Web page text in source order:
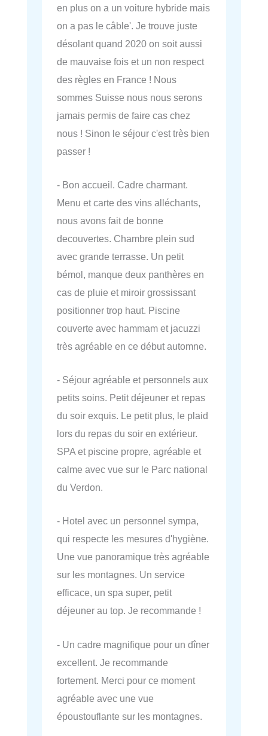
en plus on a un voiture hybride mais
on a pas le câble'. Je trouve juste
désolant quand 2020 on soit aussi
de mauvaise fois et un non respect
des règles en France ! Nous
sommes Suisse nous nous serons
jamais permis de faire cas chez
nous ! Sinon le séjour c'est très bien
passer !
- Bon accueil. Cadre charmant.
Menu et carte des vins alléchants,
nous avons fait de bonne
decouvertes. Chambre plein sud
avec grande terrasse. Un petit
bémol, manque deux panthères en
cas de pluie et miroir grossissant
positionner trop haut. Piscine
couverte avec hammam et jacuzzi
très agréable en ce début automne.
- Séjour agréable et personnels aux
petits soins. Petit déjeuner et repas
du soir exquis. Le petit plus, le plaid
lors du repas du soir en extérieur.
SPA et piscine propre, agréable et
calme avec vue sur le Parc national
du Verdon.
- Hotel avec un personnel sympa,
qui respecte les mesures d'hygiène.
Une vue panoramique très agréable
sur les montagnes. Un service
efficace, un spa super, petit
déjeuner au top. Je recommande !
- Un cadre magnifique pour un dîner
excellent. Je recommande
fortement. Merci pour ce moment
agréable avec une vue
époustouflante sur les montagnes.